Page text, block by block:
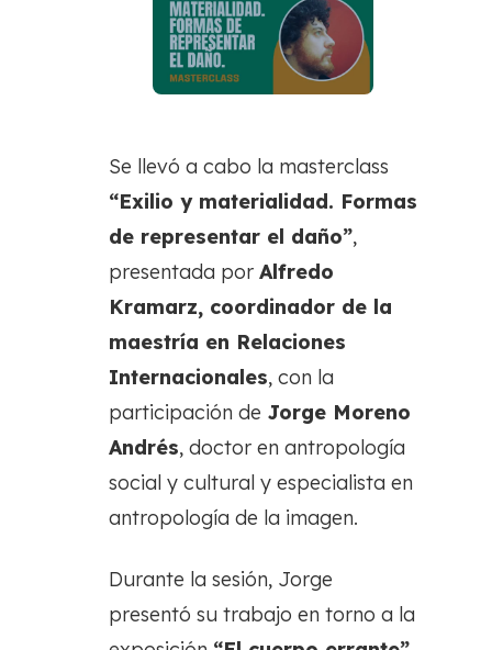
Se llevó a cabo la masterclass
“Exilio y materialidad. Formas
de representar el daño”,
presentada por Alfredo
Kramarz, coordinador de la
maestría en Relaciones
Internacionales, con la
participación de Jorge Moreno
Andrés, doctor en antropología
social y cultural y especialista en
antropología de la imagen.
Durante la sesión, Jorge
presentó su trabajo en torno a la